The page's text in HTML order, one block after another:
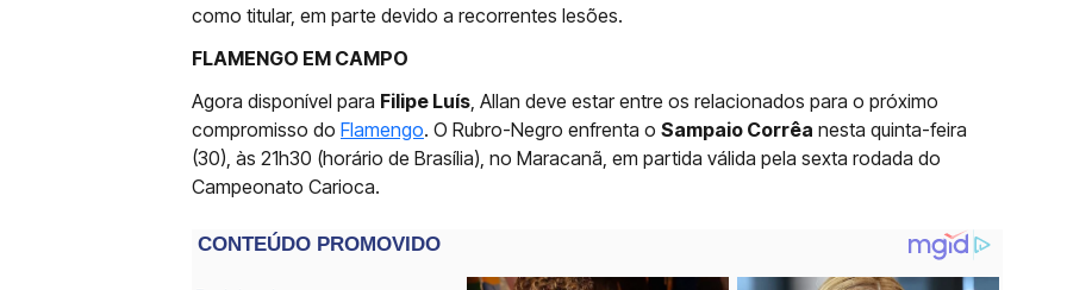
como titular, em parte devido a recorrentes lesões.
FLAMENGO EM CAMPO
Agora disponível para Filipe Luís, Allan deve estar entre os relacionados para o próximo
compromisso do Flamengo. O Rubro-Negro enfrenta o Sampaio Corrêa nesta quinta-feira
(30), às 21h30 (horário de Brasília), no Maracanã, em partida válida pela sexta rodada do
Campeonato Carioca.